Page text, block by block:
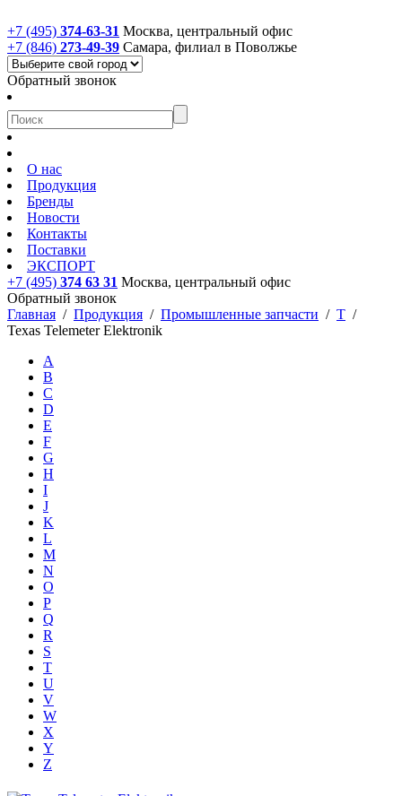
+7 (495) 374-63-31 Москва, центральный офис
+7 (846) 273-49-39 Самара, филиал в Поволжье
Обратный звонок
О нас
Продукция
Бренды
Новости
Контакты
Поставки
ЭКСПОРТ
+7 (495) 374 63 31 Москва, центральный офис
Обратный звонок
Главная / Продукция / Промышленные запчасти / T /
Texas Telemeter Elektronik
A
B
C
D
E
F
G
H
I
J
K
L
M
N
O
P
Q
R
S
T
U
V
W
X
Y
Z